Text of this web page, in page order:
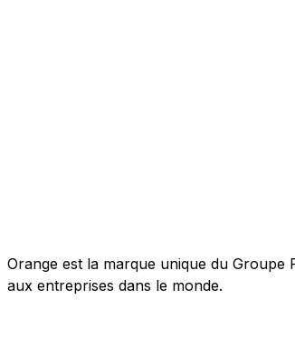
Orange est la marque unique du
aux entreprises dans le monde.